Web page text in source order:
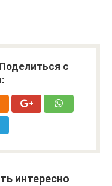
с
интересно